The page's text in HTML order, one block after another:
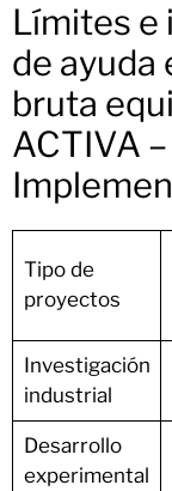
Límites e
de ayuda
bruta
ACTIVA
Tipo de
proyectos
Investigación
industrial
Desarrollo
experimental